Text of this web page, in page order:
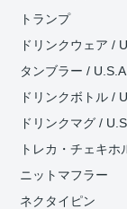
トランプ
ドリンクウェア /
タンブラー / U.S.A.
ドリンクボトル /
ドリンクマグ /
トレカ・チェキホ
ニットマフラー
ネクタイピン